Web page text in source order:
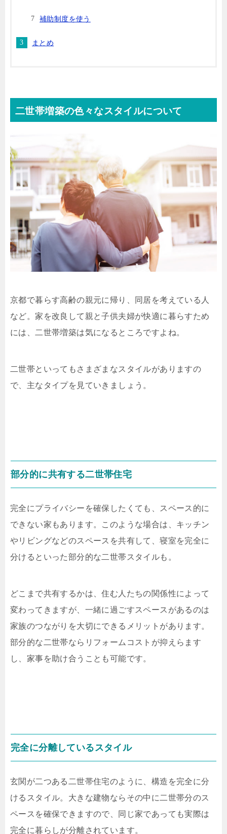
補助制度を使う
まとめ
二世帯増築の色々なスタイルについて
京都で暮らす高齢の親元に帰り、同居を考えている人
など。家を改良して親と子供夫婦が快適に暮らすため
には、二世帯増築は気になるところですよね。
二世帯といってもさまざまなスタイルがありますの
で、主なタイプを見ていきましょう。
部分的に共有する二世帯住宅
完全にプライバシーを確保したくても、スペース的に
できない家もあります。このような場合は、キッチン
やリビングなどのスペースを共有して、寝室を完全に
分けるといった部分的な二世帯スタイルも。
どこまで共有するかは、住む人たちの関係性によって
変わってきますが、一緒に過ごすスペースがあるのは
家族のつながりを大切にできるメリットがあります。
部分的な二世帯ならリフォームコストが抑えらます
し、家事を助け合うことも可能です。
完全に分離しているスタイル
玄関が二つある二世帯住宅のように、構造を完全に分
けるスタイル。大きな建物ならその中に二世帯分のス
ペースを確保できますので、同じ家であっても実際は
完全に暮らしが分離されています。